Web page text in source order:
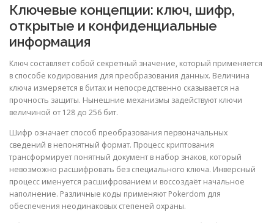
Ключевые концепции: ключ, шифр,
открытые и конфиденциальные
информация
Ключ составляет собой секретный значение, который применяется
в способе кодирования для преобразования данных. Величина
ключа измеряется в битах и непосредственно сказывается на
прочность защиты. Нынешние механизмы задействуют ключи
величиной от 128 до 256 бит.
Шифр означает способ преобразования первоначальных
сведений в непонятный формат. Процесс криптования
трансформирует понятный документ в набор знаков, который
невозможно расшифровать без специального ключа. Инверсный
процесс именуется расшифрованием и воссоздаёт начальное
наполнение. Различные коды применяют Pokerdom для
обеспечения неодинаковых степеней охраны.